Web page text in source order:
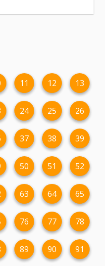
11 12 13
24 25 26
37 38 39
50 51 52
63 64 65
76 77 78
89 90 91